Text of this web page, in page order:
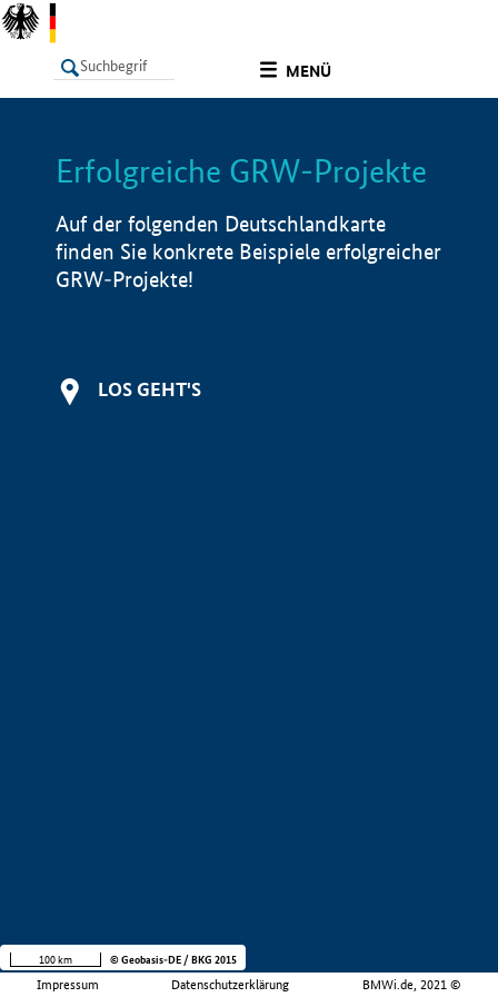
MENÜ
LISTE Info
Erfolgreiche GRW-Projekte
Auf der folgenden Deutschlandkarte
finden Sie konkrete Beispiele erfolgreicher
GRW-Projekte!
LOS GEHT'S
Impressum Datenschutzerklärung BMWi.de, 2021 ©
100 km © Geobasis-DE / BKG 2015